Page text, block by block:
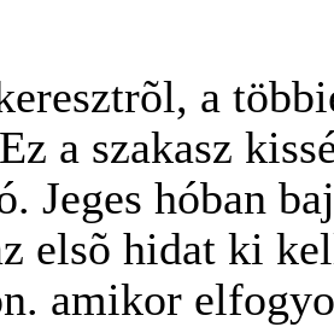
a
a szakasz
Jeges hóban
elsõ hidat ki
amikor